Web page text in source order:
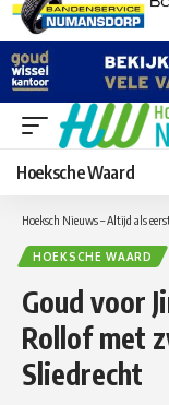
Hoeksche Waard
Hoeksch Nieuws – Altijd als
HOEKSCHE WAARD
Goud voor
Rollof met
Sliedrecht